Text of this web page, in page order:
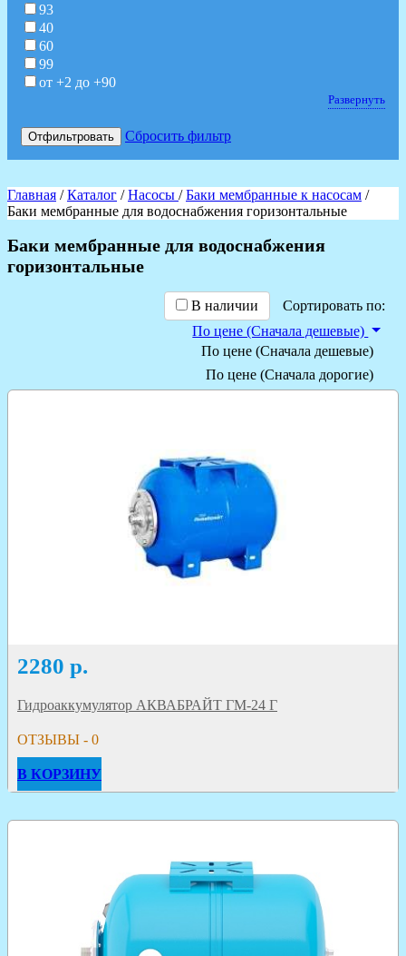
93
40
60
99
от +2 до +90
Развернуть
Отфильтровать Сбросить фильтр
Главная /Каталог /Насосы /Баки мембранные к насосам /
Баки мембранные для водоснабжения горизонтальные
Баки мембранные для водоснабжения
горизонтальные
В наличии
Сортировать по:
По цене (Сначала дешевые)
По цене (Сначала дешевые)
По цене (Сначала дорогие)
2280 р.
Гидроаккумулятор АКВАБРАЙТ ГМ-24 Г
ОТЗЫВЫ - 0
В КОРЗИНУ